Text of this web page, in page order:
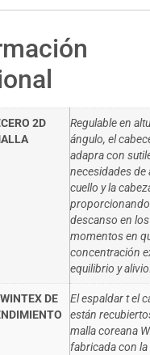
2D
Regulable en
ángulo, el
adapra con
necesidades de
cuello y la
proporcionando
descanso en los
momentos en
concentración
equilibrio y alivio.
DE
El espaldar t el
están
malla coreana
fabricada con la